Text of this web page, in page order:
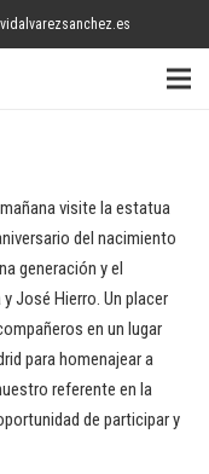
visite la estatua
del nacimiento
generación y el
José Hierro. Un placer
en un lugar
para homenajear a
referente en la
de participar y